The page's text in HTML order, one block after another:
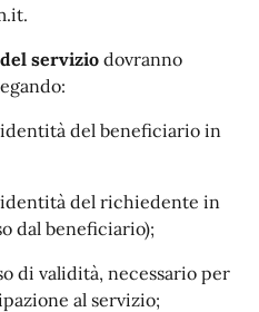
servizio dovranno
del beneficiario in
del richiedente in
dal beneficiario);
di validità, necessario per
al servizio;